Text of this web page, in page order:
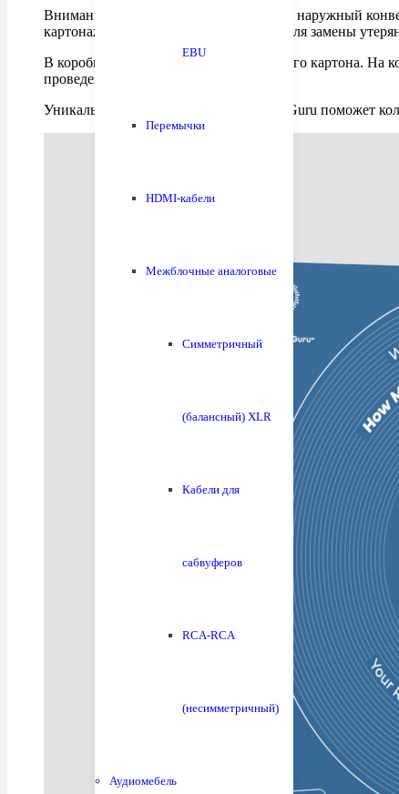
EBU
Перемычки
HDMI-кабели
Межблочные аналоговые
Симметричный
(балансный) XLR
Кабели для
сабвуферов
RCA-RCA
(несимметричный)
Аудиомебель
Вниманию филофонистов предлагается наружный
картонажной фабрике и предназначен для замены
В коробке 25 штук конвертов из плотного картона. На
проведенных циклов мойки.
Уникальная товарная позиция HumminGuru поможет